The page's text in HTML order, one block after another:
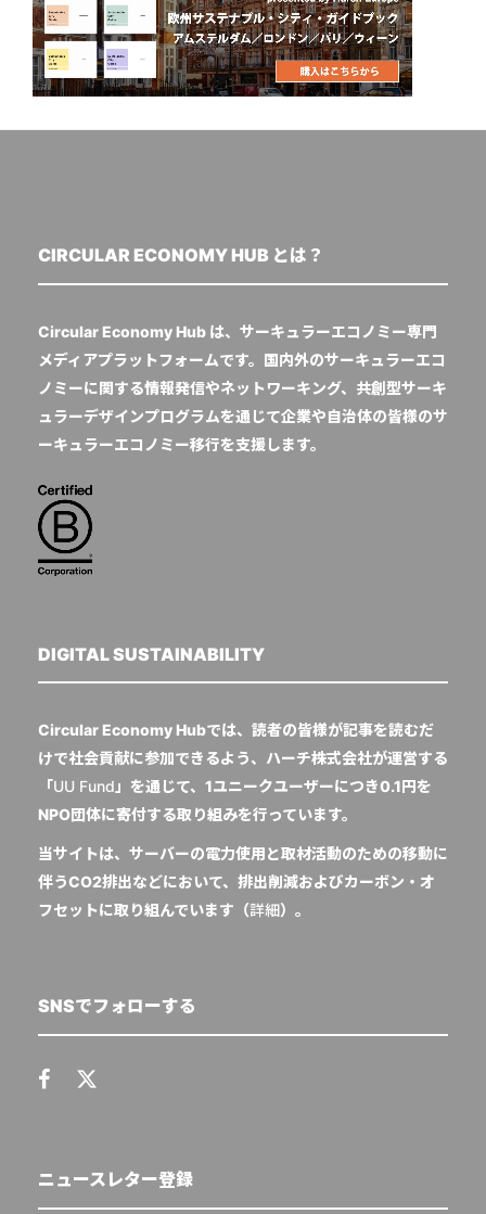
CIRCULAR ECONOMY HUB とは？
Circular Economy Hub は、サーキュラーエコノミー専門
メディアプラットフォームです。国内外のサーキュラーエコ
ノミーに関する情報発信やネットワーキング、共創型サーキ
ュラーデザインプログラムを通じて企業や自治体の皆様のサ
ーキュラーエコノミー移行を支援します。
DIGITAL SUSTAINABILITY
Circular Economy Hubでは、読者の皆様が記事を読むだ
けで社会貢献に参加できるよう、ハーチ株式会社が運営する
「UU Fund 」を通じて、1ユニークユーザーにつき0.1円を
NPO団体に寄付する取り組みを行っています。
当サイトは、サーバーの電力使用と取材活動のための移動に
伴うCO2排出などにおいて、排出削減およびカーボン・オ
フセットに取り組んでいます（詳細）。
SNSでフォローする
ニュースレター登録